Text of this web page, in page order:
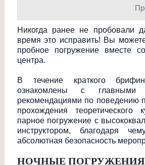
Никогда ранее не пробовали
время это исправить! Вы
пробное погружение вместе
центра.
В течение краткого
ознакомлены с
рекомендациями по поведению
прохождения теоретического
парное погружение с
инструктором, благодаря
абсолютная безопасность
НОЧНЫЕ ПОГРУЖЕНИЯ